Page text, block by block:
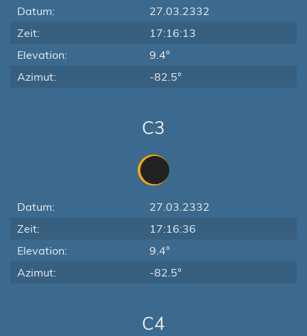
Datum:
27.03.2332
Zeit:
17:16:13
Elevation:
9.4°
Azimut:
-82.5°
C3
Datum:
27.03.2332
Zeit:
17:16:36
Elevation:
9.4°
Azimut:
-82.5°
C4